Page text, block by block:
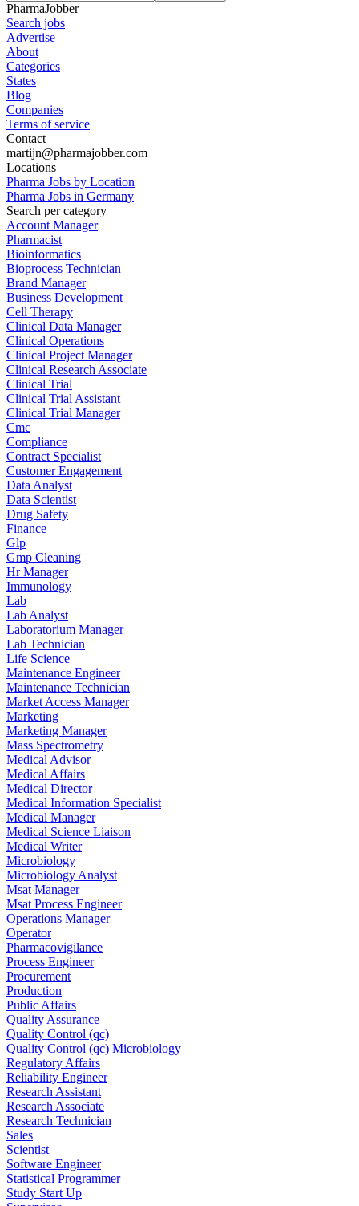
PharmaJobber
Search jobs
Advertise
About
Categories
States
Blog
Companies
Terms of service
Contact
martijn@pharmajobber.com
Locations
Pharma Jobs by Location
Pharma Jobs in Germany
Search per category
Account Manager
Pharmacist
Bioinformatics
Bioprocess Technician
Brand Manager
Business Development
Cell Therapy
Clinical Data Manager
Clinical Operations
Clinical Project Manager
Clinical Research Associate
Clinical Trial
Clinical Trial Assistant
Clinical Trial Manager
Cmc
Compliance
Contract Specialist
Customer Engagement
Data Analyst
Data Scientist
Drug Safety
Finance
Glp
Gmp Cleaning
Hr Manager
Immunology
Lab
Lab Analyst
Laboratorium Manager
Lab Technician
Life Science
Maintenance Engineer
Maintenance Technician
Market Access Manager
Marketing
Marketing Manager
Mass Spectrometry
Medical Advisor
Medical Affairs
Medical Director
Medical Information Specialist
Medical Manager
Medical Science Liaison
Medical Writer
Microbiology
Microbiology Analyst
Msat Manager
Msat Process Engineer
Operations Manager
Operator
Pharmacovigilance
Process Engineer
Procurement
Production
Public Affairs
Quality Assurance
Quality Control (qc)
Quality Control (qc) Microbiology
Regulatory Affairs
Reliability Engineer
Research Assistant
Research Associate
Research Technician
Sales
Scientist
Software Engineer
Statistical Programmer
Study Start Up